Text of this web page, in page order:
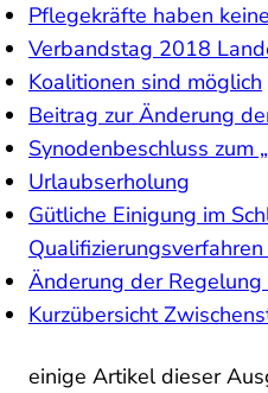
Pflegekräfte haben
Verbandstag 2018
Koalitionen sind möglich
Beitrag zur Änderung
Synodenbeschluss zum
Urlaubserholung
Gütliche Einigung im
Änderung der
Kurzübersicht
einige Artikel dieser